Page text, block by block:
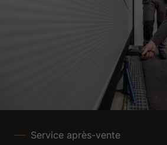
Service après-vente